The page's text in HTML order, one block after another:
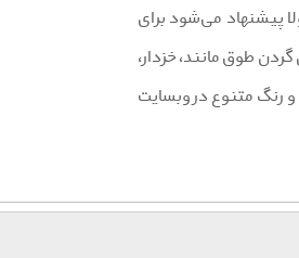
پیشنهاد می‌شود برای
طوق مانند، خزدار،
و رنگ متنوع در وبسایت